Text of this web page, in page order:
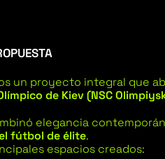
un proyecto integral que
de Kiev (NSC
elegancia
fútbol de élite.
espacios creados: